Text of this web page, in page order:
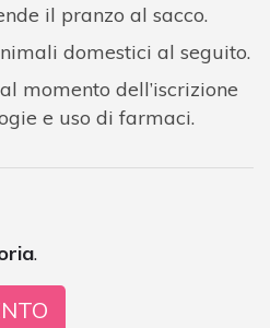
il pranzo al sacco.
domestici al seguito.
momento dell’iscrizione
e uso di farmaci.
.